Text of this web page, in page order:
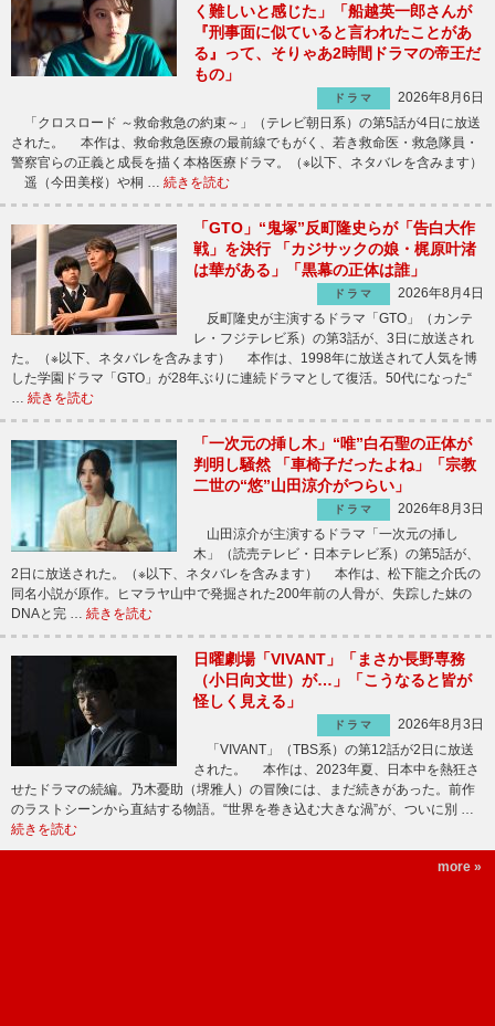
く難しいと感じた」「船越英一郎さんが
『刑事面に似ていると言われたことがあ
る』って、そりゃあ2時間ドラマの帝王だ
もの」
ドラマ
2026年8月6日
「クロスロード ～救命救急の約束～」（テレビ朝日系）の第5話が4日に放送
された。 本作は、救命救急医療の最前線でもがく、若き救命医・救急隊員・
警察官らの正義と成長を描く本格医療ドラマ。（※以下、ネタバレを含みます）
遥（今田美桜）や桐 … 続きを読む
「GTO」“鬼塚”反町隆史らが「告白大作
戦」を決行 「カジサックの娘・梶原叶渚
は華がある」「黒幕の正体は誰」
ドラマ
2026年8月4日
反町隆史が主演するドラマ「GTO」（カンテ
レ・フジテレビ系）の第3話が、3日に放送され
た。（※以下、ネタバレを含みます） 本作は、1998年に放送されて人気を博
した学園ドラマ「GTO」が28年ぶりに連続ドラマとして復活。50代になった“
続きを読む
「一次元の挿し木」“唯”白石聖の正体が
判明し騒然 「車椅子だったよね」「宗教
二世の“悠”山田涼介がつらい」
ドラマ
2026年8月3日
山田涼介が主演するドラマ「一次元の挿し
木」（読売テレビ・日本テレビ系）の第5話が、
2日に放送された。（※以下、ネタバレを含みます） 本作は、松下龍之介氏の
同名小説が原作。ヒマラヤ山中で発掘された200年前の人骨が、失踪した妹の
DNAと完 … 続きを読む
日曜劇場「VIVANT」「まさか長野専務
（小日向文世）が…」「こうなると皆が
怪しく見える」
ドラマ
2026年8月3日
「VIVANT」（TBS系）の第12話が2日に放送
された。 本作は、2023年夏、日本中を熱狂さ
せたドラマの続編。乃木憂助（堺雅人）の冒険には、まだ続きがあった。前作
のラストシーンから直結する物語。“世界を巻き込む大きな渦”が、ついに別 …
続きを読む
more »